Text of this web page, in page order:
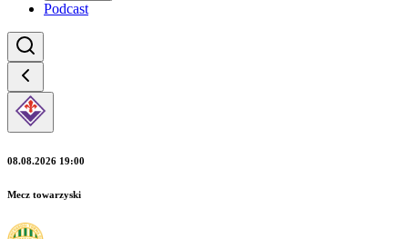
Podcast
08.08.2026 19:00
Mecz towarzyski